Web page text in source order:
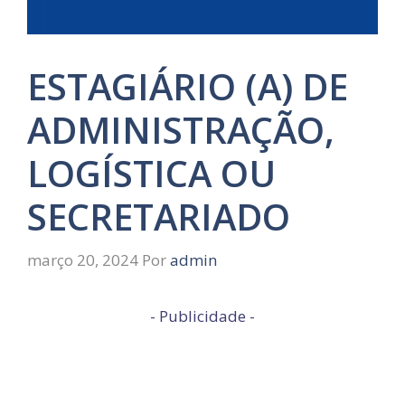
ESTAGIÁRIO (A) DE
ADMINISTRAÇÃO,
LOGÍSTICA OU
SECRETARIADO
março 20, 2024 Poradmin
- Publicidade -